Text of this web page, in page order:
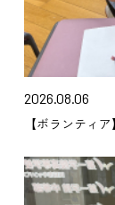
2026.08.06
【ボランティ